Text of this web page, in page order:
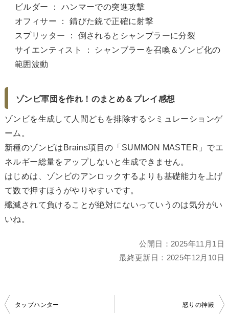
ビルダー ： ハンマーでの突進攻撃
オフィサー ： 錆びた銃で正確に射撃
スプリッター ： 倒されるとシャンブラーに分裂
サイエンティスト ： シャンブラーを召喚＆ゾンビ化の
範囲波動
ゾンビ軍団を作れ！のまとめ＆プレイ感想
ゾンビを生成して人間どもを排除するシミュレーションゲ
ーム。
新種のゾンビはBrains項目の「SUMMON MASTER」でエ
ネルギー総量をアップしないと生成できません。
はじめは、ゾンビのアンロックするよりも基礎能力を上げ
て数で押すほうがやりやすいです。
殲滅されて負けることが絶対にないっていうのは気分がい
いね。
公開日： 2025年11月1日
最終更新日： 2025年12月10日
投
タップハンター
怒りの神殿